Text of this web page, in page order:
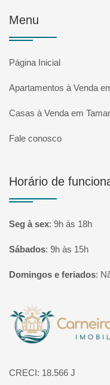
Menu
Página Inicial
Apartamentos à Venda
Casas à Venda em
Fale conosco
Horário de
Seg à sex: 9h às 18h
Sábados: 9h às 15h
Domingos e feriados:
Página inicial
CRECI: 18.566 J